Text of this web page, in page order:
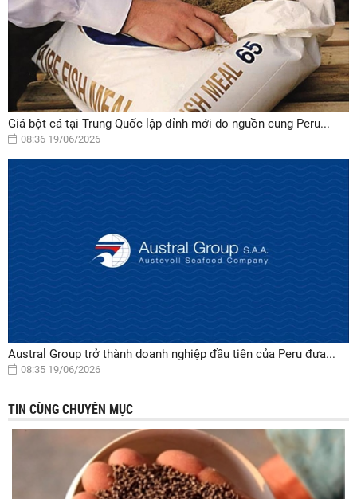
Giá bột cá tại Trung Quốc lập đỉnh mới do nguồn cung Peru...
08:36 19/06/2026
Austral Group trở thành doanh nghiệp đầu tiên của Peru đưa...
08:35 19/06/2026
TIN CÙNG CHUYÊN MỤC